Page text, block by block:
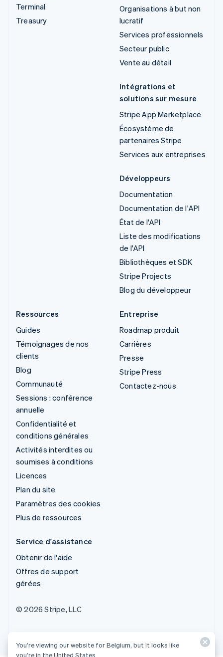
Terminal
Treasury
Organisations à but non
lucratif
Services professionnels
Secteur public
Vente au détail
Intégrations et
solutions sur mesure
Stripe App Marketplace
Écosystème de
partenaires Stripe
Services aux entreprises
Développeurs
Documentation
Documentation de l'API
État de l'API
Liste des modifications
de l'API
Bibliothèques et SDK
Stripe Projects
Blog du développeur
Ressources
Guides
Témoignages de nos
clients
Blog
Communauté
Sessions : conférence
annuelle
Confidentialité et
conditions générales
Activités interdites ou
soumises à conditions
Licences
Plan du site
Paramètres des cookies
Plus de ressources
Entreprise
Roadmap produit
Carrières
Presse
Stripe Press
Contactez-nous
Service d'assistance
Obtenir de l'aide
Offres de support
gérées
© 2026 Stripe, LLC
You’re viewing our website for Belgium, but it looks like
you’re in the United States.